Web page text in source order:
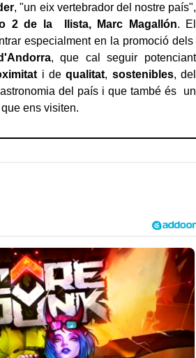
, "un eix vertebrador del nostre país",
2 de la llista, Marc Magallón. El
especialment en la promoció dels
, que cal seguir potenciant
i dequalitat, sostenibles, del
del país i que també és un
que ens visiten.